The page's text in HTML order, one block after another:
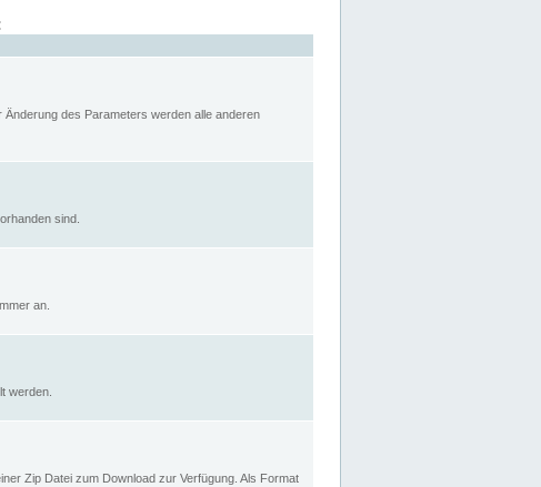
des Parameters werden alle anderen
sind.
an.
werden.
Zip Datei zum Download zur Verfügung. Als Format